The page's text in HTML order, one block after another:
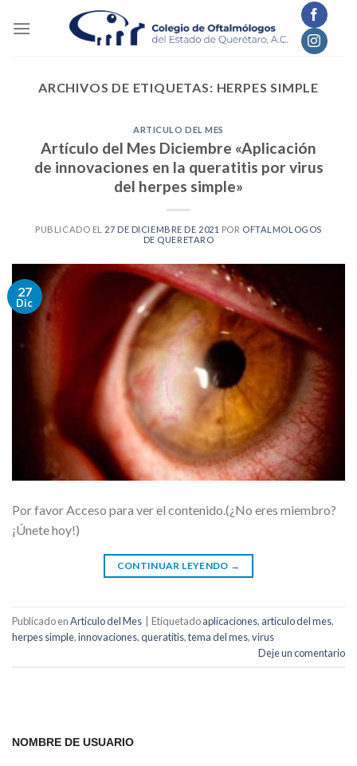
ARCHIVOS DE ETIQUETAS: HERPES SIMPLE
ARTICULO DEL MES
Artículo del Mes Diciembre «Aplicación
de innovaciones en la queratitis por virus
del herpes simple»
PUBLICADO EL 27 DE DICIEMBRE DE 2021 POR OFTALMOLOGOS
DE QUERETARO
27
Dic
Por favor Acceso para ver el contenido.(¿No eres miembro?
¡Únete hoy!)
CONTINUAR LEYENDO →
Publicado enArticulo del Mes Etiquetadoaplicaciones, articulo del mes,
herpes simple,innovaciones,queratitis,tema del mes,virus
Deje un comentario
NOMBRE DE USUARIO